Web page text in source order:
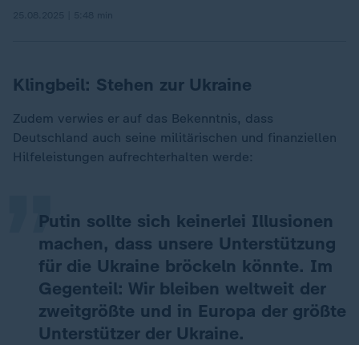
Klingbeil: Stehen zur Ukraine
Zudem verwies er auf das Bekenntnis, dass
Deutschland auch seine militärischen und finanziellen
Hilfeleistungen aufrechterhalten werde:
Putin sollte sich keinerlei Illusionen
machen, dass unsere Unterstützung
für die Ukraine bröckeln könnte. Im
Gegenteil: Wir bleiben weltweit der
zweitgrößte und in Europa der größte
Unterstützer der Ukraine.
„